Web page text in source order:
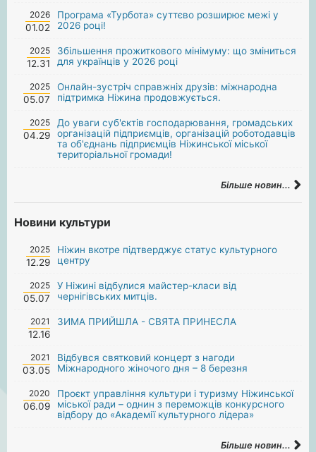
2026
01.02
Програма «Турбота» суттєво розширює межі у
2026 році!
2025
12.31
Збільшення прожиткового мінімуму: що зміниться
для українців у 2026 році
2025
05.07
Онлайн-зустріч справжніх друзів: міжнародна
підтримка Ніжина продовжується.
2025
04.29
До уваги суб'єктів господарювання, громадських
організацій підприємців, організацій роботодавців
та об'єднань підприємців Ніжинської міської
територіальної громади!
Більше новин...
Новини культури
2025
12.29
Ніжин вкотре підтверджує статус культурного
центру
2025
05.07
У Ніжині відбулися майстер-класи від
чернігівських митців.
2021
12.16
ЗИМА ПРИЙШЛА - СВЯТА ПРИНЕСЛА
2021
03.05
Відбувся святковий концерт з нагоди
Міжнародного жіночого дня – 8 березня
2020
06.09
Проєкт управління культури і туризму Ніжинської
міської ради – однин з переможців конкурсного
відбору до «Академії культурного лідера»
Більше новин...